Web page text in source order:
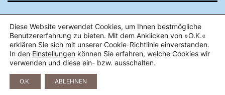
Datenschutz
Stolz präsentiert vonWordPress .
Diese Website verwendet Cookies, um Ihnen bestmögliche
Benutzererfahrung zu bieten. Mit dem Anklicken von »O.K.«
erklären Sie sich mit unserer Cookie-Richtlinie einverstanden.
In den Einstellungen können Sie erfahren, welche Cookies wir
verwenden und diese ein- bzw. ausschalten.
O.K. ABLEHNEN